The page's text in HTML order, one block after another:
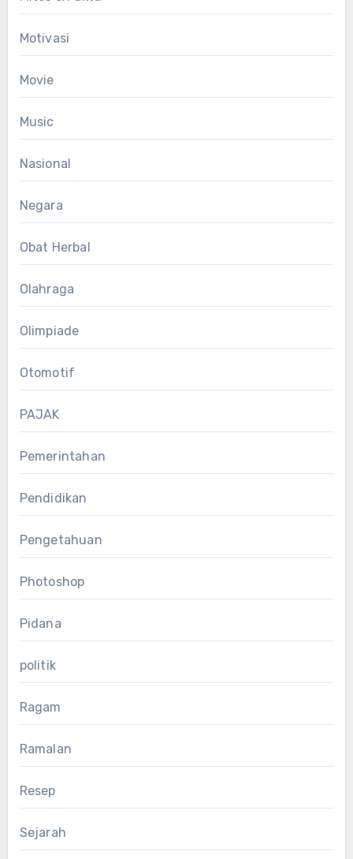
Motivasi
Movie
Music
Nasional
Negara
Obat Herbal
Olahraga
Olimpiade
Otomotif
PAJAK
Pemerintahan
Pendidikan
Pengetahuan
Photoshop
Pidana
politik
Ragam
Ramalan
Resep
Sejarah